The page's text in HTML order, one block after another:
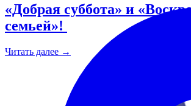
«Добрая суббота» и
семьей»!
Читать далее →